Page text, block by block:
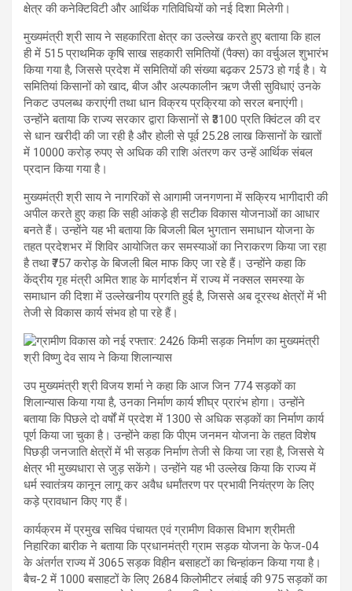
क्षेत्र की कनेक्टिविटी और आर्थिक गतिविधियों को नई दिशा मिलेगी।
मुख्यमंत्री श्री साय ने सहकारिता क्षेत्र का उल्लेख करते हुए बताया कि हाल
ही में 515 प्राथमिक कृषि साख सहकारी समितियों (पैक्स) का वर्चुअल शुभारंभ
किया गया है, जिससे प्रदेश में समितियों की संख्या बढ़कर 2573 हो गई है। ये
समितियां किसानों को खाद, बीज और अल्पकालीन ऋण जैसी सुविधाएं उनके
निकट उपलब्ध कराएंगी तथा धान विक्रय प्रक्रिया को सरल बनाएंगी।
उन्होंने बताया कि राज्य सरकार द्वारा किसानों से ₹3100 प्रति क्विंटल की दर
से धान खरीदी की जा रही है और होली से पूर्व 25.28 लाख किसानों के खातों
में 10000 करोड़ रुपए से अधिक की राशि अंतरण कर उन्हें आर्थिक संबल
प्रदान किया गया है।
मुख्यमंत्री श्री साय ने नागरिकों से आगामी जनगणना में सक्रिय भागीदारी की
अपील करते हुए कहा कि सही आंकड़े ही सटीक विकास योजनाओं का आधार
बनते हैं। उन्होंने यह भी बताया कि बिजली बिल भुगतान समाधान योजना के
तहत प्रदेशभर में शिविर आयोजित कर समस्याओं का निराकरण किया जा रहा
है तथा ₹757 करोड़ के बिजली बिल माफ किए जा रहे हैं। उन्होंने कहा कि
केंद्रीय गृह मंत्री अमित शाह के मार्गदर्शन में राज्य में नक्सल समस्या के
समाधान की दिशा में उल्लेखनीय प्रगति हुई है, जिससे अब दूरस्थ क्षेत्रों में भी
तेजी से विकास कार्य संभव हो पा रहे हैं।
उप मुख्यमंत्री श्री विजय शर्मा ने कहा कि आज जिन 774 सड़कों का
शिलान्यास किया गया है, उनका निर्माण कार्य शीघ्र प्रारंभ होगा। उन्होंने
बताया कि पिछले दो वर्षों में प्रदेश में 1300 से अधिक सड़कों का निर्माण कार्य
पूर्ण किया जा चुका है। उन्होंने कहा कि पीएम जनमन योजना के तहत विशेष
पिछड़ी जनजाति क्षेत्रों में भी सड़क निर्माण तेजी से किया जा रहा है, जिससे ये
क्षेत्र भी मुख्यधारा से जुड़ सकेंगे। उन्होंने यह भी उल्लेख किया कि राज्य में
धर्म स्वातंत्र्य कानून लागू कर अवैध धर्मांतरण पर प्रभावी नियंत्रण के लिए
कड़े प्रावधान किए गए हैं।
कार्यक्रम में प्रमुख सचिव पंचायत एवं ग्रामीण विकास विभाग श्रीमती
निहारिका बारीक ने बताया कि प्रधानमंत्री ग्राम सड़क योजना के फेज-04
के अंतर्गत राज्य में 3065 सड़क विहीन बसाहटों का चिन्हांकन किया गया है।
बैच-2 में 1000 बसाहटों के लिए 2684 किलोमीटर लंबाई की 975 सड़कों का